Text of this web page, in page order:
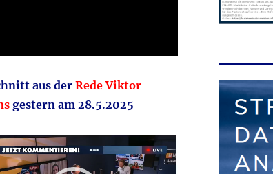
aus derRede Viktor
gestern am 28.5.2025